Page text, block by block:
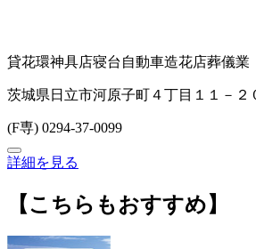
貸花環神具店寝台自動車造花店葬儀業
茨城県日立市河原子町４丁目１１－２
(F専) 0294-37-0099
詳細を見る
【こちらもおすすめ】